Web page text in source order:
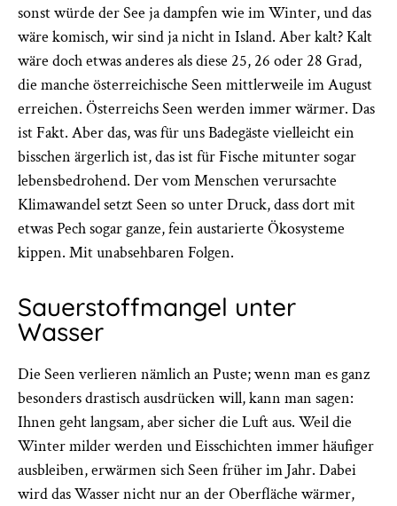
sonst würde der See ja dampfen wie im Winter, und das
wäre komisch, wir sind ja nicht in Island. Aber kalt? Kalt
wäre doch etwas anderes als diese 25, 26 oder 28 Grad,
die manche österreichische Seen mittlerweile im August
erreichen. Österreichs Seen werden immer wärmer. Das
ist Fakt. Aber das, was für uns Badegäste vielleicht ein
bisschen ärgerlich ist, das ist für Fische mitunter sogar
lebensbedrohend. Der vom Menschen verursachte
Klimawandel setzt Seen so unter Druck, dass dort mit
etwas Pech sogar ganze, fein austarierte Ökosysteme
kippen. Mit unabsehbaren Folgen.
Sauerstoffmangel unter
Wasser
Die Seen verlieren nämlich an Puste; wenn man es ganz
besonders drastisch ausdrücken will, kann man sagen:
Ihnen geht langsam, aber sicher die Luft aus. Weil die
Winter milder werden und Eisschichten immer häufiger
ausbleiben, erwärmen sich Seen früher im Jahr. Dabei
wird das Wasser nicht nur an der Oberfläche wärmer,